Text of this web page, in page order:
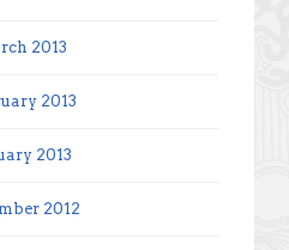
2013
2013
2013
2012